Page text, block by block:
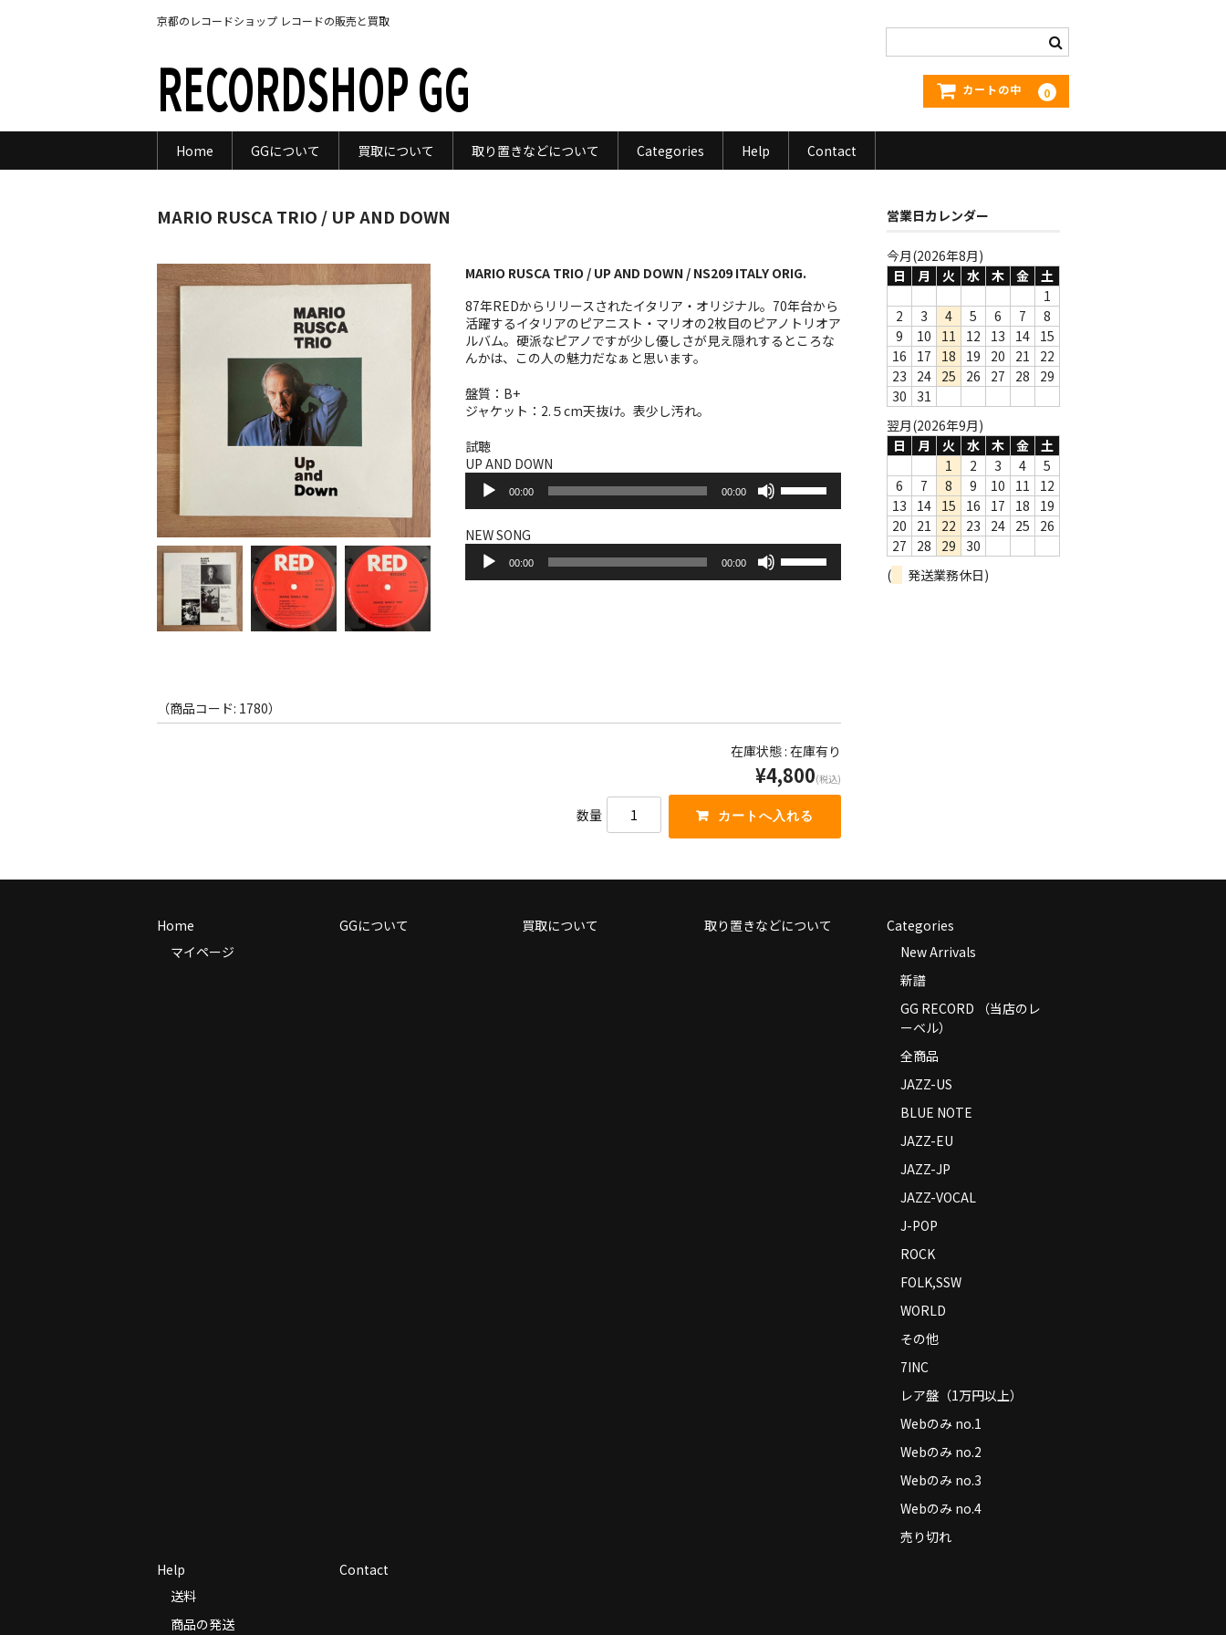
京都のレコードショップ レコードの販売と買取
RECORDSHOP GG カートの中 0
Home GGについて 買取について 取り置きなどについて Categories Help Contact
MARIO RUSCA TRIO / UP AND DOWN
MARIO RUSCA TRIO / UP AND DOWN / NS209 ITALY ORIG.
87年REDからリリースされたイタリア・オリジナル。70年台から
活躍するイタリアのピアニスト・マリオの2枚目のピアノトリオア
ルバム。硬派なピアノですが少し優しさが見え隠れするところな
んかは、この人の魅力だなぁと思います。
盤質：B+
ジャケット：2.５cm天抜け。表少し汚れ。
試聴
UP AND DOWN
プ
レ
ー
ー
00:00 00:00
リ
調
節
ー
使
っ
て
く
だ
NEW SONG
プ
00:00 00:00
リ
下
印
キ
ー
を
く
い。
（商品コード: 1780）
在庫状態 : 在庫有り
¥4,800(税込)
数量
営業日カレンダー
今月(2026年8月)
日
月 火 水 木 金
土
1
2
3 4 5 6 7
8
9
10 11 12 13 14 15
16
17 18 19 20 21
22
23
24 25 26 27 28
29
30
31
翌月(2026年9月)
日
月 火 水 木 金
土
1
2 3 4
5
6
7 8 9 10 11
12
13
14 15 16 17 18
19
20
21 22 23 24 25
26
27
28 29
30
(
発送業務休日)
Home
マイページ
GGについて 買取について 取り置きなどについて
Categories
New Arrivals
新譜
GG RECORD （当店のレ
ーベル）
全商品
JAZZ-US
BLUE NOTE
JAZZ-EU
JAZZ-JP
JAZZ-VOCAL
J-POP
ROCK
FOLK,SSW
WORLD
その他
7INC
レア盤（1万円以上）
Webのみ no.1
Webのみ no.2
Webのみ no.3
Webのみ no.4
売り切れ
Help
送料
商品の発送
Contact